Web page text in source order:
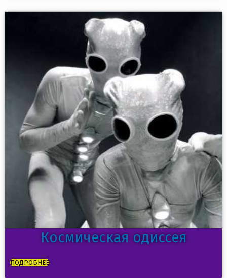
Космическая одиссея
ПОДРОБНЕЕ